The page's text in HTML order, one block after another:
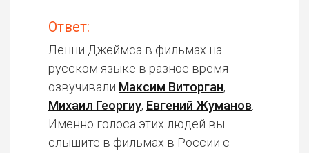
Ответ:
Ленни Джеймса в фильмах на
русском языке в разное время
озвучивали Максим Виторган,
Михаил Георгиу, Евгений Жуманов
Именно голоса этих людей вы
слышите в фильмах в России с